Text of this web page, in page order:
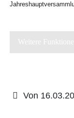
Weitere
Von